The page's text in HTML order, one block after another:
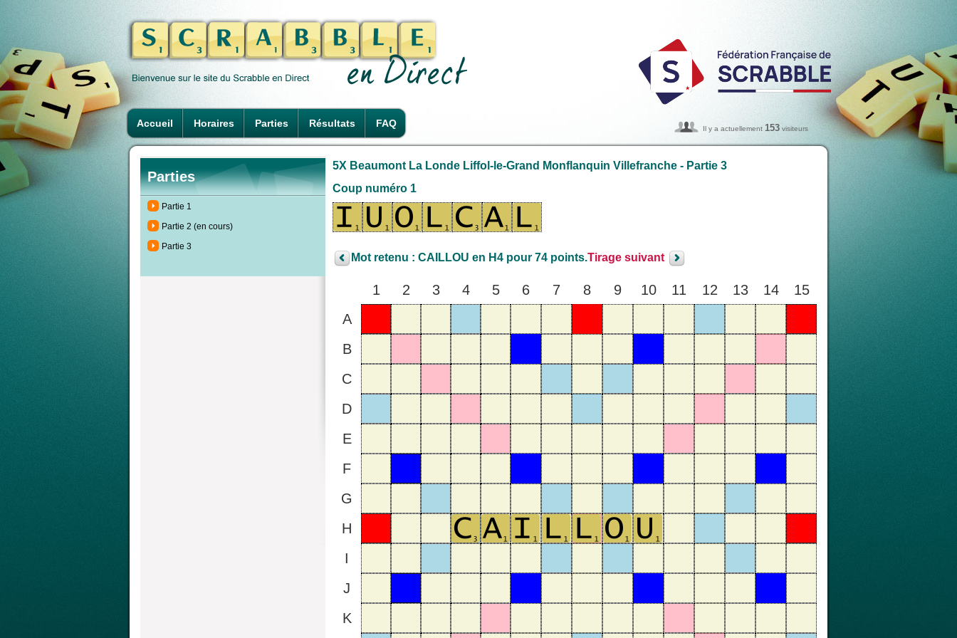
Accueil Horaires Parties Résultats FAQ Il y a actuellement 153 visiteurs
Parties
Partie 1
Partie 2 (en cours)
Partie 3
5X Beaumont La Londe Liffol-le-Grand Monflanquin Villefranche - Partie 3
Coup numéro 1
Mot retenu : CAILLOU en H4 pour 74 points.Tirage suivant
1 2 3 4 5 6 7 8 9 10 11 12 13 14
15
A
B
C
D
E
F
G
H
I
J
K